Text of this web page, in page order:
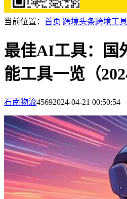
当前位置： 首页 跨境头条跨境工具
最佳AI工具：国
能工具一览（
石南物流45692024-04-21 00:50:54